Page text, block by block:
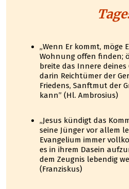
„Wenn Er kommt, möge
Wohnung offen finden;
breite das Innere deines
darin Reichtümer der
Friedens, Sanftmut der
kann” (Hl. Ambrosius)
„Jesus kündigt das
seine Jünger vor allem
Evangelium immer
es in ihrem Dasein
dem Zeugnis lebendig
(Franziskus)